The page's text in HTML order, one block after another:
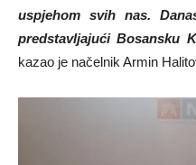
uspjehom svih nas.
predstavljajući Bosansku
kazao je načelnik Armin